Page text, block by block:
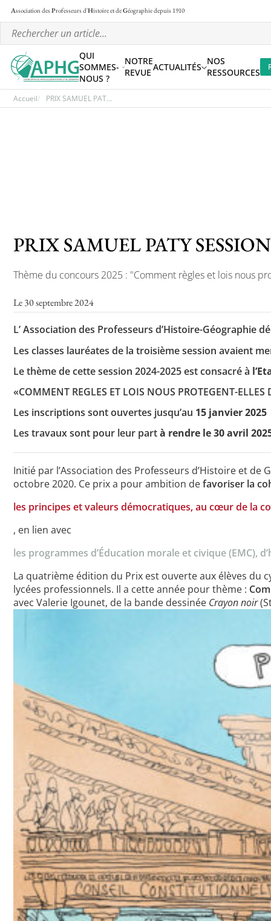
Association desProfesseurs d'Histoire et deGéographiedepuis 1910
QUI
SOMMES-
NOUS ?
NOTRE
REVUE ACTUALITÉS NOS
RESSOURCES
Accueil PRIX SAMUEL PAT...
PRIX SAMUEL PATY
Thème du concours 2025 : "Comment règles et lois nous
Le 30 septembre 2024
L’ Association des Professeurs d’Histoire-Géographie
Les classes lauréates de la troisième session avaient
Le thème de cette session 2024-2025 est consacré à
«COMMENT REGLES ET LOIS NOUS PROTEGENT-ELLES
Les inscriptions sont ouvertes jusqu’au 15 janvier 2025
Les travaux sont pour leur partà rendre le 30 avril
Initié par l’Association des Professeurs d’Histoire et de
octobre 2020. Ce prix a pour ambition defavoriser la
les principes et valeurs démocratiques, au cœur de la
, en lien avec
les programmes d’Éducation morale et civique (EMC),
La quatrième édition du Prix est ouverte aux élèves du
lycées professionnels. Il a cette année pour thème :
avec Valerie Igounet, de la bande dessinée Crayon noir